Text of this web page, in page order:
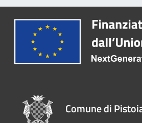
Comune di